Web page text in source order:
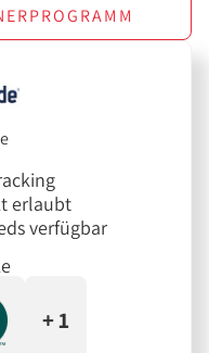
erlaubt
verfügbar
+ 1